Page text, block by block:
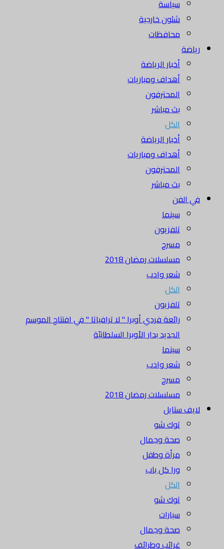
سياسة
شئون خارجية
محافظات
رياضة
أخبار الرياضة
أهداف ومباريات
المحترفون
بث مباشر
الكل
أخبار الرياضة
أهداف ومباريات
المحترفون
بث مباشر
في الفن
سينما
تلفزيون
مسرح
مسلسلات رمضان 2018
شعر وادب
الكل
تلفزيون
رائعة فردي أوبرا " لا ترافياتا " في افتتاح الموسم
الجديد بدار الأوبرا السلطانيّة
سينما
شعر وادب
مسرح
مسلسلات رمضان 2018
لايف ستايل
توك شو
صحة وجمال
مرأة وطفل
ورا كل باب
الكل
توك شو
سيارات
صحة وجمال
غرائب وطرائف